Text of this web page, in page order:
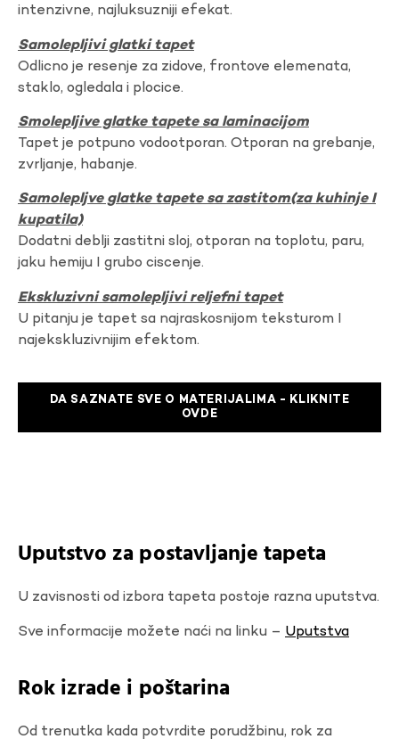
intenzivne, najluksuzniji efekat.
Samolepljivi glatki tapet
Odlicno je resenje za zidove, frontove elemenata,
staklo, ogledala i plocice.
Smolepljive glatke tapete sa laminacijom
Tapet je potpuno vodootporan. Otporan na grebanje,
zvrljanje, habanje.
Samolepljve glatke tapete sa zastitom(za kuhinje I
kupatila)
Dodatni deblji zastitni sloj, otporan na toplotu, paru,
jaku hemiju I grubo ciscenje.
Ekskluzivni samolepljivi reljefni tapet
U pitanju je tapet sa najraskosnijom teksturom I
najekskluzivnijim efektom.
DA SAZNATE SVE O MATERIJALIMA - KLIKNITE
OVDE
Uputstvo za postavljanje tapeta
U zavisnosti od izbora tapeta postoje razna uputstva.
Sve informacije možete naći na linku – Uputstva
Rok izrade i poštarina
Od trenutka kada potvrdite porudžbinu, rok za